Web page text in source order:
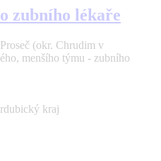
zubního lékaře
(okr. Chrudim v
menšího týmu - zubního
kraj